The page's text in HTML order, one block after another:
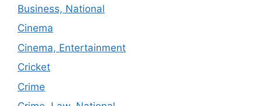
Business, National
Cinema
Cinema, Entertainment
Cricket
Crime